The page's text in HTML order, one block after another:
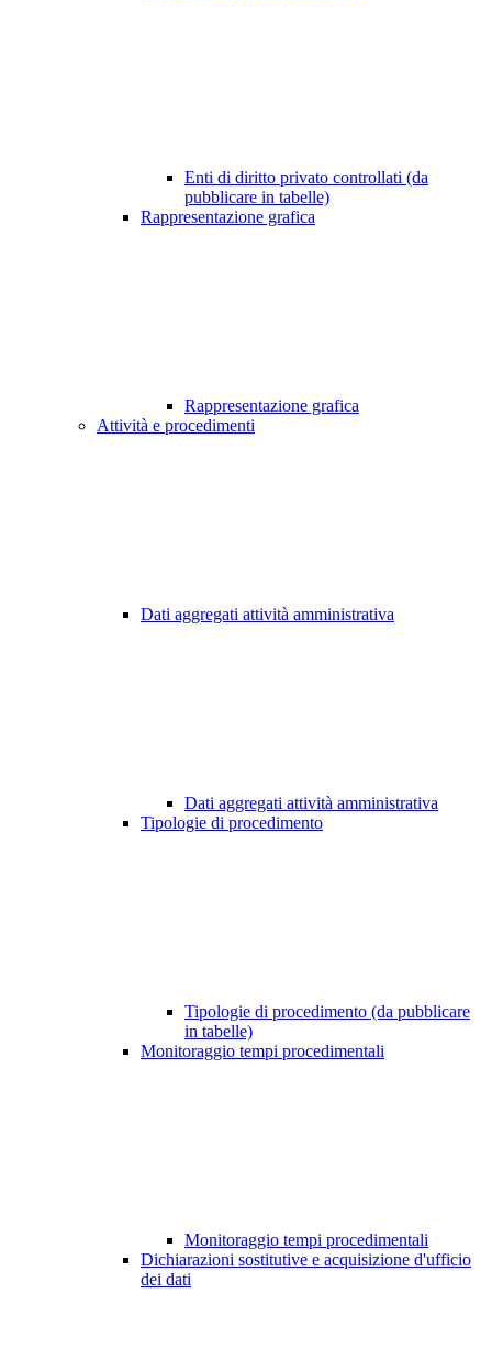
Enti di diritto privato controllati (da
pubblicare in tabelle)
Rappresentazione grafica
Rappresentazione grafica
Attività e procedimenti
Dati aggregati attività amministrativa
Dati aggregati attività amministrativa
Tipologie di procedimento
Tipologie di procedimento (da pubblicare
in tabelle)
Monitoraggio tempi procedimentali
Monitoraggio tempi procedimentali
Dichiarazioni sostitutive e acquisizione d'ufficio
dei dati